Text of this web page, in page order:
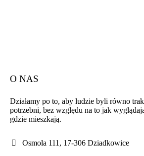
O NAS
Działamy po to, aby ludzie byli równo
potrzebni, bez względu na to jak
gdzie mieszkają.
Osmola 111, 17-306 Dziadkowice